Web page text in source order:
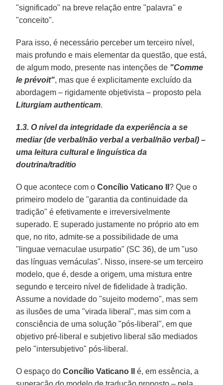
"significado" na breve relação entre "palavra" e
"conceito".
Para isso, é necessário perceber um terceiro nível,
mais profundo e mais elementar da questão, que está,
de algum modo, presente nas intenções de "Comme
le prévoit", mas que é explicitamente excluído da
abordagem – rigidamente objetivista – proposto pela
Liturgiam authenticam.
1.3. O nível da integridade da experiência a se
mediar (de verbal/não verbal a verbal/não verbal) –
uma leitura cultural e linguística da
doutrina/traditio
O que acontece com oConcílio Vaticano II? Que o
primeiro modelo de "garantia da continuidade da
tradição" é efetivamente e irreversivelmente
superado. E superado justamente no próprio ato em
que, no rito, admite-se a possibilidade de uma
"linguae vernaculae usurpatio" (SC 36), de um "uso
das línguas vernáculas". Nisso, insere-se um terceiro
modelo, que é, desde a origem, uma mistura entre
segundo e terceiro nível de fidelidade à tradição.
Assume a novidade do "sujeito moderno", mas sem
as ilusões de uma "virada liberal", mas sim com a
consciência de uma solução "pós-liberal", em que
objetivo pré-liberal e subjetivo liberal são mediados
pelo "intersubjetivo" pós-liberal.
O espaço doConcílio Vaticano II
é, em essência, a